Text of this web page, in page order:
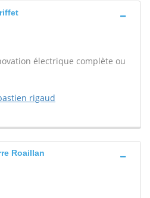
électrique complète ou
rigaud
Roaillan